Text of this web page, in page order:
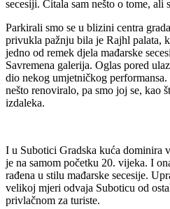
secesiji. Čitala sam nešto o tome,
Parkirali smo se u blizini centra
privukla pažnju bila je Rajhl palata,
jedno od remek djela mađarske
Savremena galerija. Oglas pored
dio nekog umjetničkog
nešto renoviralo, pa smo joj se, kao
izdaleka.
I u Subotici Gradska kuća dominira
je na samom početku 20. vijeka. I
rađena u stilu mađarske secesije.
velikoj mjeri odvaja Suboticu od
privlačnom za turiste.